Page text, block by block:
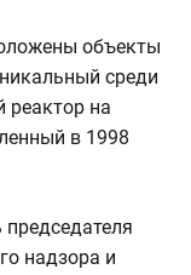
объекты
среди
реактор на
в 1998
надзора и